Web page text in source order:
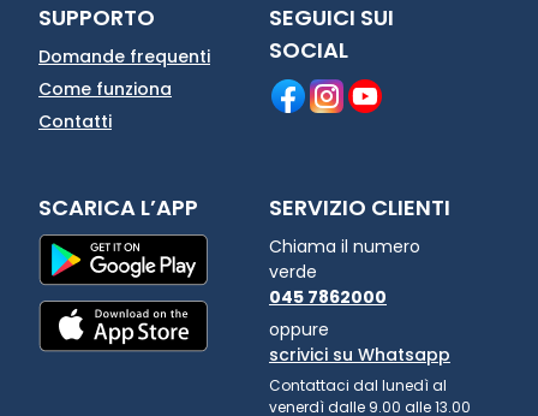
SUPPORTO
Domande frequenti
Come funziona
Contatti
SEGUICI SUI
SOCIAL
SCARICA L’APP SERVIZIO CLIENTI
Chiama il numero
verde
045 7862000
oppure
scrivici su Whatsapp
Contattaci dal lunedì al
venerdì dalle 9.00 alle 13.00